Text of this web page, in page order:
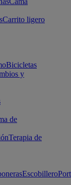
Carrito ligero
Bicicletas
y
de
Terapia de
Escobillero